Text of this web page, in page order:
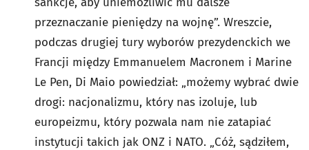
przeznaczanie pieniędzy na wojnę”. Wreszcie,
podczas drugiej tury wyborów prezydenckich we
Francji między Emmanuelem Macronem i Marine
Le Pen, Di Maio powiedział: „możemy wybrać dwie
drogi: nacjonalizmu, który nas izoluje, lub
europeizmu, który pozwala nam nie zatapiać
instytucji takich jak ONZ i NATO. „Cóż, sądziłem,